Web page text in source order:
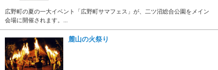
広野町の夏の一大イベント「広野町サマフェス」が、二ツ沼総合公園をメイン
会場に開催されます。...
麓山の火祭り